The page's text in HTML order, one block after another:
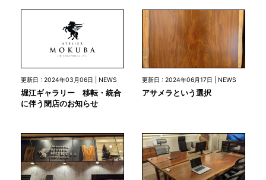
更新日 : 2024年03月06日 | NEWS
堀江ギャラリー 移転・統合
に伴う閉店のお知らせ
更新日 : 2024年06月17日 | NEWS
アサメラという選択